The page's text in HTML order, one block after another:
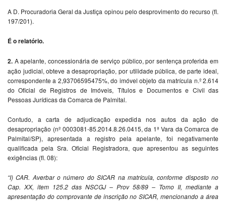
A D. Procuradoria Geral da Justiça opinou pelo desprovimento do recurso (fl.
197/201).
É o relatório.
2. A apelante, concessionária de serviço público, por sentença proferida em
ação judicial, obteve a desapropriação, por utilidade pública, de parte ideal,
correspondente a 2,93706595475%, do imóvel objeto da matrícula n.º 2.614
do Oficial de Registros de Imóveis, Títulos e Documentos e Civil das
Pessoas Jurídicas da Comarca de Palmital.
Contudo, a carta de adjudicação expedida nos autos da ação de
desapropriação (nº 0003081-85.2014.8.26.0415, da 1ª Vara da Comarca de
Palmital/SP), apresentada a registro pela apelante, foi negativamente
qualificada pela Sra. Oficial Registradora, que apresentou as seguintes
exigências (fl. 08):
“I) CAR. Averbar o número do SICAR na matrícula, conforme disposto no
Cap. XX, item 125.2 das NSCGJ – Prov 58/89 – Tomo II, mediante a
apresentação do comprovante de inscrição no SICAR, mencionando a área